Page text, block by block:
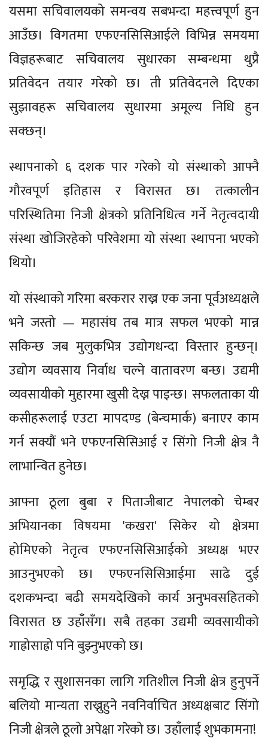
यसमा सचिवालयको समन्वय सबभन्दा महत्त्वपूर्ण हुन
आउँछ। विगतमा एफएनसिसिआईले विभिन्न समयमा
विज्ञहरूबाट सचिवालय सुधारका सम्बन्धमा थुप्रै
प्रतिवेदन तयार गरेको छ। ती प्रतिवेदनले दिएका
सुझावहरू सचिवालय सुधारमा अमूल्य निधि हुन
सक्छन्।
स्थापनाको ६ दशक पार गरेको यो संस्थाको आफ्नै
गौरवपूर्ण इतिहास र विरासत छ। तत्कालीन
परिस्थितिमा निजी क्षेत्रको प्रतिनिधित्व गर्ने नेतृत्वदायी
संस्था खोजिरहेको परिवेशमा यो संस्था स्थापना भएको
थियो।
यो संस्थाको गरिमा बरकरार राख्न एक जना पूर्वअध्यक्षले
भने जस्तो — महासंघ तब मात्र सफल भएको मान्न
सकिन्छ जब मुलुकभित्र उद्योगधन्दा विस्तार हुन्छन्।
उद्योग व्यवसाय निर्वाध चल्ने वातावरण बन्छ। उद्यमी
व्यवसायीको मुहारमा खुसी देख्न पाइन्छ। सफलताका यी
कसीहरूलाई एउटा मापदण्ड (बेन्चमार्क) बनाएर काम
गर्न सक्यौं भने एफएनसिसिआई र सिंगो निजी क्षेत्र नै
लाभान्वित हुनेछ।
आफ्ना ठूला बुबा र पिताजीबाट नेपालको चेम्बर
अभियानका विषयमा 'कखरा' सिकेर यो क्षेत्रमा
होमिएको नेतृत्व एफएनसिसिआईको अध्यक्ष भएर
आउनुभएको छ। एफएनसिसिआईमा साढे दुई
दशकभन्दा बढी समयदेखिको कार्य अनुभवसहितको
विरासत छ उहाँसँग। सबै तहका उद्यमी व्यवसायीको
गाह्रोसाह्रो पनि बुझ्नुभएको छ।
समृद्धि र सुशासनका लागि गतिशील निजी क्षेत्र हुनुपर्ने
बलियो मान्यता राख्नुहुने नवनिर्वाचित अध्यक्षबाट सिंगो
निजी क्षेत्रले ठूलो अपेक्षा गरेको छ। उहाँलाई शुभकामना!